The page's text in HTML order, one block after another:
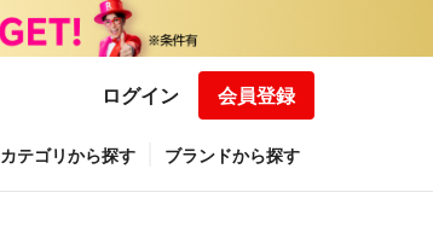
ログイン 会員登録
カテゴリから探す ブランドから探す